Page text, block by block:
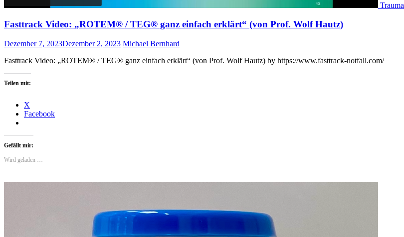
Trauma
Fasttrack Video: „ROTEM® / TEG® ganz einfach erklärt“ (von Prof. Wolf Hautz)
Dezember 7, 2023Dezember 2, 2023 Michael Bernhard
Fasttrack Video: „ROTEM® / TEG® ganz einfach erklärt“ (von Prof. Wolf Hautz) by https://www.fasttrack-notfall.com/
Teilen mit:
X
Facebook
Gefällt mir:
Wird geladen …